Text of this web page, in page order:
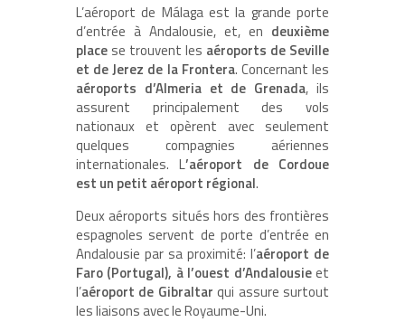
L’aéroport de Málaga est la grande porte
d’entrée à Andalousie, et, en deuxième
place se trouvent les aéroports de Seville
et de Jerez de la Frontera. Concernant les
aéroports d’Almeria et de Grenada, ils
assurent principalement des vols
nationaux et opèrent avec seulement
quelques compagnies aériennes
internationales. L’aéroport de Cordoue
est un petit aéroport régional.
Deux aéroports situés hors des frontières
espagnoles servent de porte d’entrée en
Andalousie par sa proximité: l’aéroport de
Faro (Portugal), à l’ouest d’Andalousieet
l’aéroport de Gibraltar qui assure surtout
les liaisons avec le Royaume-Uni.